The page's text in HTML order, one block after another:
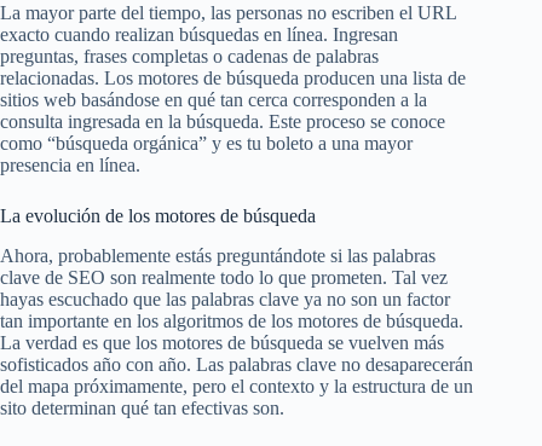
La mayor parte del tiempo, las personas no escriben el URL
exacto cuando realizan búsquedas en línea. Ingresan
preguntas, frases completas o cadenas de palabras
relacionadas. Los motores de búsqueda producen una lista de
sitios web basándose en qué tan cerca corresponden a la
consulta ingresada en la búsqueda. Este proceso se conoce
como “búsqueda orgánica” y es tu boleto a una mayor
presencia en línea.
La evolución de los motores de búsqueda
Ahora, probablemente estás preguntándote si las palabras
clave de SEO son realmente todo lo que prometen. Tal vez
hayas escuchado que las palabras clave ya no son un factor
tan importante en los algoritmos de los motores de búsqueda.
La verdad es que los motores de búsqueda se vuelven más
sofisticados año con año. Las palabras clave no desaparecerán
del mapa próximamente, pero el contexto y la estructura de un
sito determinan qué tan efectivas son.